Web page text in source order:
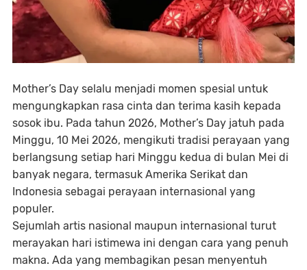
Mother’s Day selalu menjadi momen spesial untuk
mengungkapkan rasa cinta dan terima kasih kepada
sosok ibu. Pada tahun 2026, Mother’s Day jatuh pada
Minggu, 10 Mei 2026, mengikuti tradisi perayaan yang
berlangsung setiap hari Minggu kedua di bulan Mei di
banyak negara, termasuk Amerika Serikat dan
Indonesia sebagai perayaan internasional yang
populer.
Sejumlah artis nasional maupun internasional turut
merayakan hari istimewa ini dengan cara yang penuh
makna. Ada yang membagikan pesan menyentuh